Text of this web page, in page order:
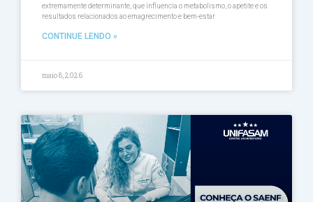
extremamente determinante, que influencia o metabolismo, o apetite e os
resultados relacionados ao emagrecimento e bem-estar
CONTINUE LENDO »
maio 8, 2026